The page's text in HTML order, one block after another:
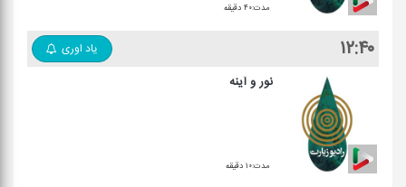
مدت:۴۰ دقیقه
۱۲:۴۰ یاد اوری
نور و آینه
مدت:۱۰ دقیقه